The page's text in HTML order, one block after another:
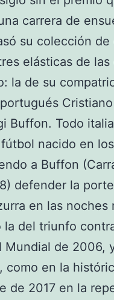
carrera de
su colección de
elásticas de las
la de su
Buffon. Todo
nacido en
a Buffon
defender la
en las noches
la del triunfo
Mundial de 2006,
como en la
de 2017 en la